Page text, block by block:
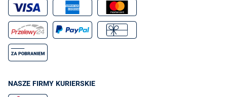
NASZE FIRMY KURIERSKIE